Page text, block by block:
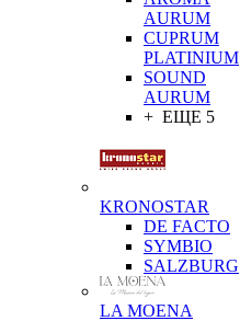
AURUM
CUPRUM
PLATINIUM
SOUND
AURUM
+ ЕЩЕ 5
KRONOSTAR
DE FACTO
SYMBIO
SALZBURG
LA MOENA